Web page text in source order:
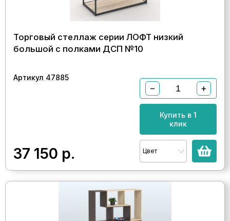
Торговый стеллаж серии ЛОФТ низкий
большой с полками ДСП №10
Артикул 47885
37 150 р.
− +
Купить в 1
клик
Цвет